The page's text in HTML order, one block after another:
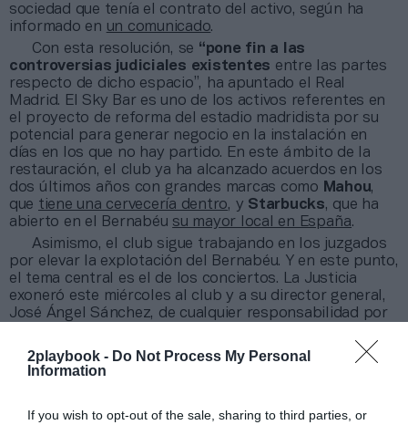
2playbook - Do Not Process My Personal
Information
If you wish to opt-out of the sale, sharing to third parties, or
sociedad que tenía el contrato del activo, según ha
informado en un comunicado.
Con esta resolución, se “pone fin a las
controversias judiciales existentes entre las partes
respecto de dicho espacio”, ha apuntado el Real
Madrid. El Sky Bar es uno de los activos referentes en
el proyecto de reforma del estadio madridista por su
potencial para generar negocio en la instalación en
días en los que no hay partido. En este ámbito de la
restauración, el club ya ha alcanzado acuerdos en los
dos últimos años con grandes marcas como Mahou,
que tiene una cervecería dentro, y Starbucks, que ha
abierto en el Bernabéu su mayor local en España.
Asimismo, el club sigue trabajando en los juzgados
por elevar la explotación del Bernabéu. Y en este punto,
el tema central es el de los conciertos. La Justicia
exoneró este miércoles al club y a su director general,
José Ángel Sánchez, de cualquier responsabilidad por
musicales que se celebraron en el estadio hasta su
prohibición. La responsabilidad recae en los
ha informado esta semana de que están trabajando en